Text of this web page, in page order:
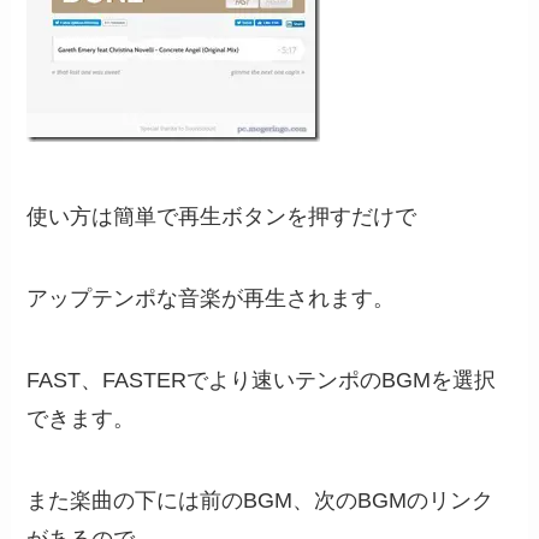
使い方は簡単で再生ボタンを押すだけで
アップテンポな音楽が再生されます。
FAST、FASTERでより速いテンポのBGMを選択
できます。
また楽曲の下には前のBGM、次のBGMのリンク